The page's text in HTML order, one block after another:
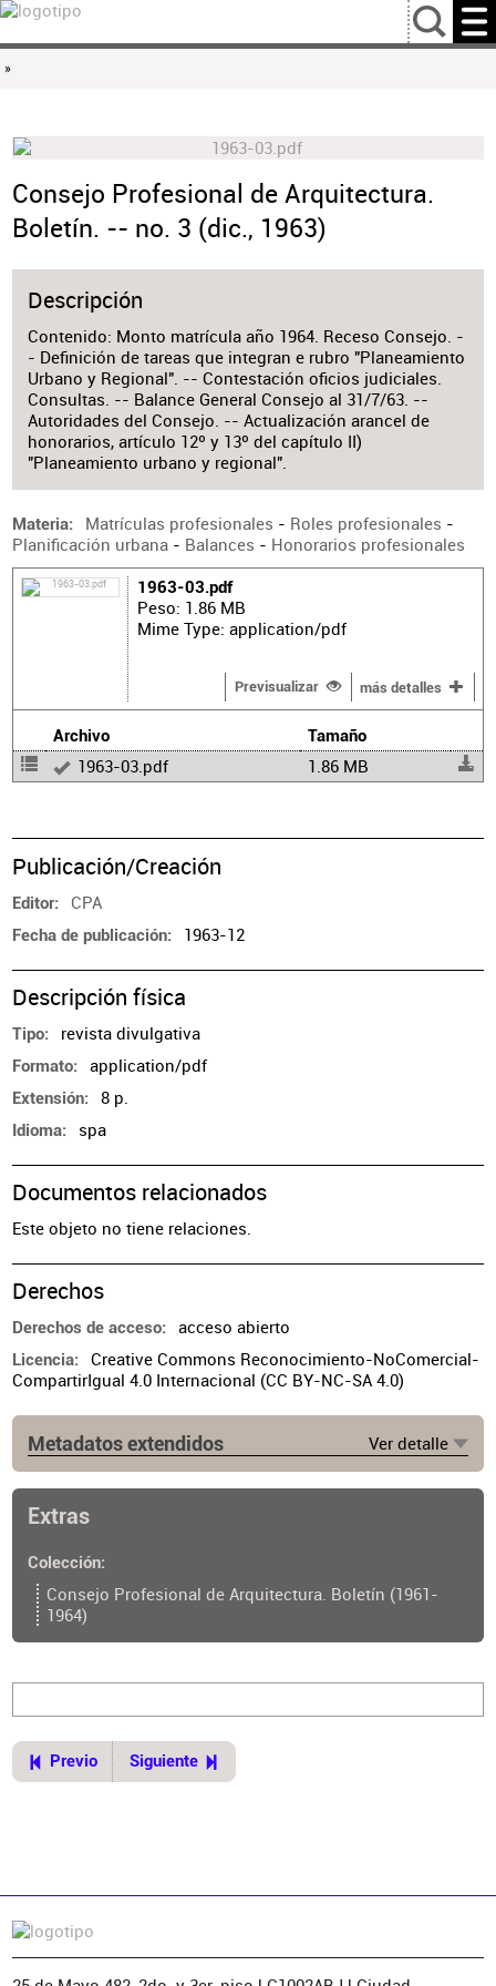
…
»
Consejo Profesional de Arquitectura.
Boletín. -- no. 3 (dic., 1963)
Descripción
Contenido: Monto matrícula año 1964. Receso Consejo. -
- Definición de tareas que integran e rubro "Planeamiento
Urbano y Regional". -- Contestación oficios judiciales.
Consultas. -- Balance General Consejo al 31/7/63. --
Autoridades del Consejo. -- Actualización arancel de
honorarios, artículo 12º y 13º del capítulo II)
"Planeamiento urbano y regional".
Materia Matrículas profesionales - Roles profesionales -
Planificación urbana- Balances - Honorarios profesionales
1963-03.pdf
Peso: 1.86 MB
Mime Type: application/pdf
Previsualizar más detalles
Archivo Tamaño
1963-03.pdf 1.86 MB
Publicación/Creación
Editor CPA
Fecha de publicación 1963-12
Descripción física
Tipo revista divulgativa
Formato application/pdf
Extensión 8 p.
Idioma spa
Documentos relacionados
Este objeto no tiene relaciones.
Derechos
Derechos de acceso acceso abierto
Licencia
Creative Commons Reconocimiento-NoComercial-
CompartirIgual 4.0 Internacional (CC BY-NC-SA 4.0)
Metadatos extendidos Ver detalle
Buenos Aires
Ubicación del original
ui=2&recno=24404&id=CPAU.2.24404
Extras
Colección
Consejo Profesional de Arquitectura. Boletín (1961-
1964)
Previo Siguiente